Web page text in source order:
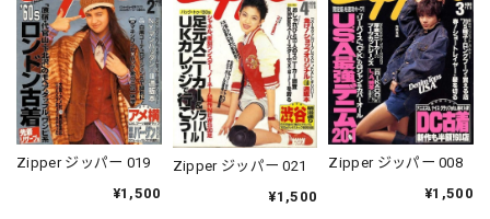
Zipper ジッパー 019
¥1,500
Zipper ジッパー 021
¥1,500
Zipper ジッパー 008
¥1,500